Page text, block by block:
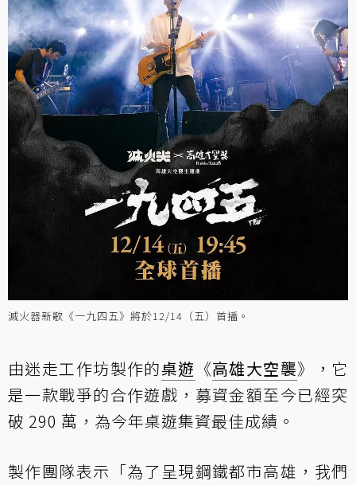
滅火器新歌《一九四五》將於12/14（五）首播。
由迷走工作坊製作的桌遊 《高雄大空襲》，它
是一款戰爭的合作遊戲，募資金額至今已經突
破 290 萬，為今年桌遊集資最佳成績。
製作團隊表示「為了呈現鋼鐵都市高雄，我們